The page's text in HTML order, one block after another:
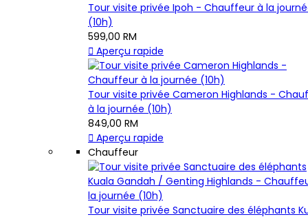
Tour visite privée Ipoh - Chauffeur à la
(10h)
599,00 RM
 Aperçu rapide
Tour visite privée Cameron Highlands -
à la journée (10h)
849,00 RM
 Aperçu rapide
Chauffeur
Tour visite privée Sanctuaire des éléphants